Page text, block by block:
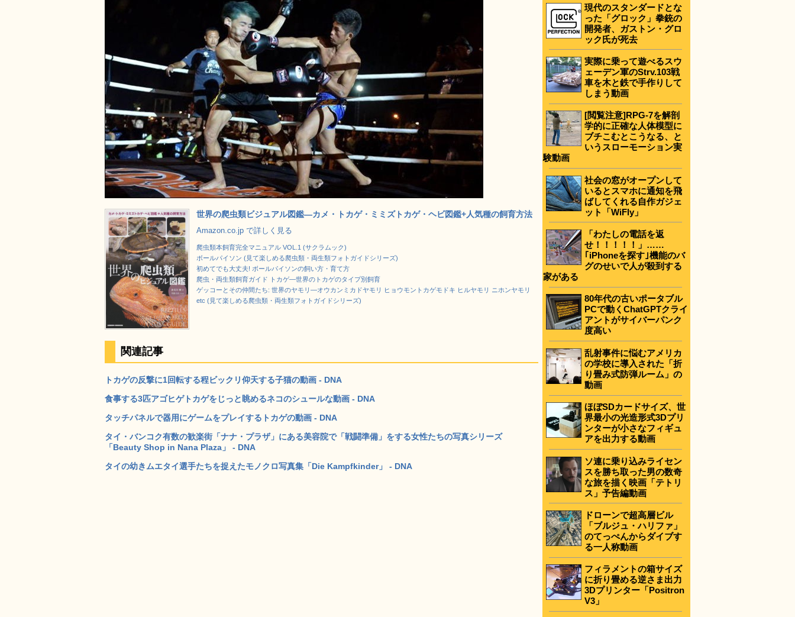
世界の爬虫類ビジュアル図鑑―カメ・トカゲ・ミミズトカゲ・ヘビ図鑑+人気種の飼育方法
Amazon.co.jp で詳しく見る
爬虫類本飼育完全マニュアル VOL.1 (サクラムック)
ボールパイソン (見て楽しめる爬虫類・両生類フォトガイドシリーズ)
初めてでも大丈夫! ボールパイソンの飼い方・育て方
爬虫・両生類飼育ガイド トカゲ―世界のトカゲのタイプ別飼育
ゲッコーとその仲間たち: 世界のヤモリ―オウカンミカドヤモリ ヒョウモントカゲモドキ ヒルヤモリ ニホンヤモリ
etc (見て楽しめる爬虫類・両生類フォトガイドシリーズ)
関連記事
トカゲの反撃に1回転する程ビックリ仰天する子猫の動画 - DNA
食事する3匹アゴヒゲトカゲをじっと眺めるネコのシュールな動画 - DNA
タッチパネルで器用にゲームをプレイするトカゲの動画 - DNA
タイ・バンコク有数の歓楽街「ナナ・プラザ」にある美容院で「戦闘準備」をする女性たちの写真シリーズ
「Beauty Shop in Nana Plaza」 - DNA
タイの幼きムエタイ選手たちを捉えたモノクロ写真集「Die Kampfkinder」 - DNA
現代のスタンダードとな
った「グロック」拳銃の
開発者、ガストン・グロ
ック氏が死去
実際に乗って遊べるスウ
ェーデン軍のStrv.103戦
車を木と鉄で手作りして
しまう動画
[閲覧注意]RPG-7を解剖
学的に正確な人体模型に
ブチこむとこうなる、と
いうスローモーション実
験動画
社会の窓がオープンして
いるとスマホに通知を飛
ばしてくれる自作ガジェ
ット「WiFly」
「わたしの電話を返
せ！！！！！」……
｢iPhoneを探す｣機能のバ
グのせいで人が殺到する
家がある
80年代の古いポータブル
PCで動くChatGPTクライ
アントがサイバーパンク
度高い
乱射事件に悩むアメリカ
の学校に導入された「折
り畳み式防弾ルーム」の
動画
ほぼSDカードサイズ、世
界最小の光造形式3Dプリ
ンターが小さなフィギュ
アを出力する動画
ソ連に乗り込みライセン
スを勝ち取った男の数奇
な旅を描く映画「テトリ
ス」予告編動画
ドローンで超高層ビル
「ブルジュ・ハリファ」
のてっぺんからダイブす
る一人称動画
フィラメントの箱サイズ
に折り畳める逆さま出力
3Dプリンター「Positron
V3」